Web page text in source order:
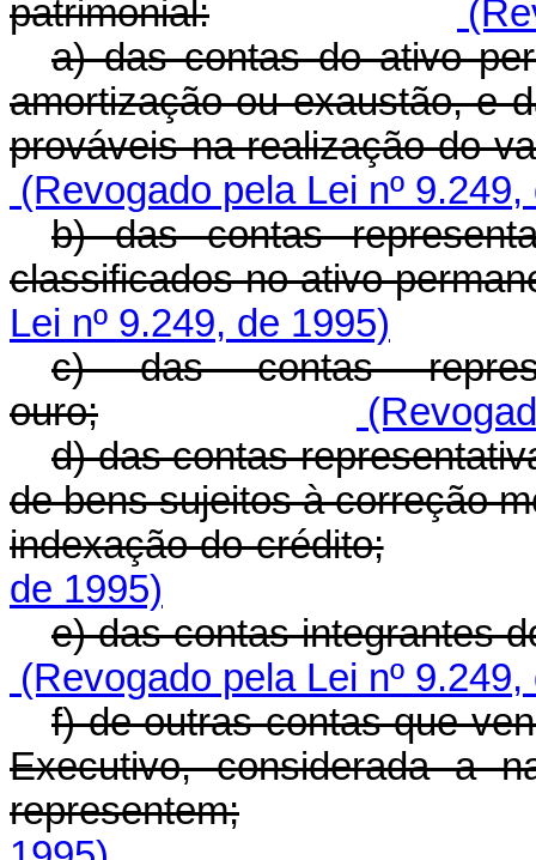
patrimonial:
a) das contas do ativo
amortização ou exaustão, e
prováveis na realização do
(Revogado pela Lei nº
b) das contas
classificados no ativo
Lei nº 9.249, de 1995)
c) das contas
ouro;
d) das contas
de bens sujeitos à correção
indexação do crédito;
de 1995)
e) das contas integrantes
(Revogado pela Lei nº
f) de outras contas que
Executivo, considerada a
representem;